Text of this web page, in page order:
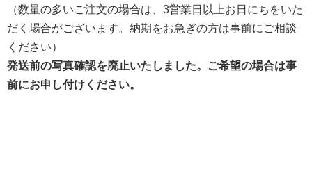
（数量の多いご注文の場合は、3営業日以上お日にちをいた
だく場合がございます。納期をお急ぎの方は事前にご相談
ください）
発送前の写真確認を廃止いたしました。ご希望の場合は事
前にお申し付けください。